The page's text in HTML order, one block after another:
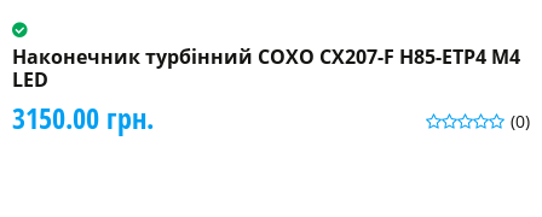
Наконечник турбінний COXO CX207-F H85-ETP4 M4
LED
(0)
3150.00 грн.